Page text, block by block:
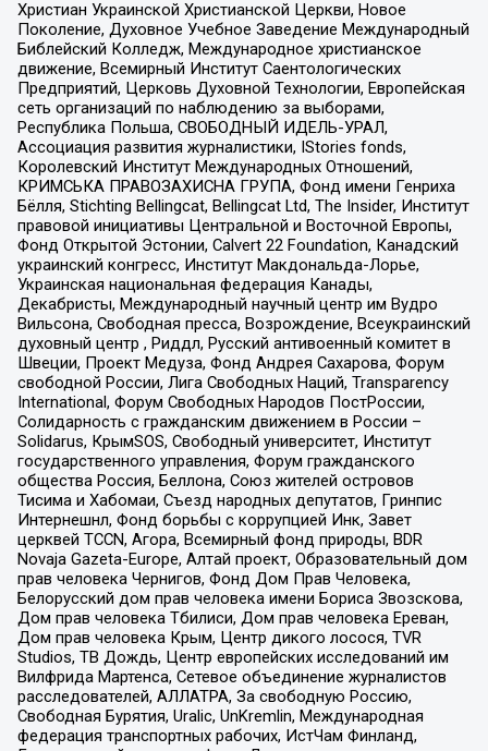
Христиан Украинской Христианской Церкви, Новое
Поколение, Духовное Учебное Заведение Международный
Библейский Колледж, Международное христианское
движение, Всемирный Институт Саентологических
Предприятий, Церковь Духовной Технологии, Европейская
сеть организаций по наблюдению за выборами,
Республика Польша, СВОБОДНЫЙ ИДЕЛЬ-УРАЛ,
Ассоциация развития журналистики, IStories fonds,
Королевский Институт Международных Отношений,
КРИМСЬКА ПРАВОЗАХИСНА ГРУПА, Фонд имени Генриха
Бёлля, Stichting Bellingcat, Bellingcat Ltd, The Insider, Институт
правовой инициативы Центральной и Восточной Европы,
Фонд Открытой Эстонии, Calvert 22 Foundation, Канадский
украинский конгресс, Институт Макдональда-Лорье,
Украинская национальная федерация Канады,
Декабристы, Международный научный центр им Вудро
Вильсона, Свободная пресса, Возрождение, Всеукраинский
духовный центр , Риддл, Русский антивоенный комитет в
Швеции, Проект Медуза, Фонд Андрея Сахарова, Форум
свободной России, Лига Свободных Наций, Transparеncy
International, Форум Свободных Народов ПостРоссии,
Солидарность с гражданским движением в России –
Solidarus, КрымSOS, Свободный университет, Институт
государственного управления, Форум гражданского
общества Россия, Беллона, Союз жителей островов
Тисима и Хабомаи, Съезд народных депутатов, Гринпис
Интернешнл, Фонд борьбы с коррупцией Инк, Завет
церквей TCCN, Агора, Всемирный фонд природы, BDR
Novaja Gazeta-Europe, Алтай проект, Образовательный дом
прав человека Чернигов, Фонд Дом Прав Человека,
Белорусский дом прав человека имени Бориса Звозскова,
Дом прав человека Тбилиси, Дом прав человека Ереван,
Дом прав человека Крым, Центр дикого лосося, TVR
Studios, ТВ Дождь, Центр европейских исследований им
Вилфрида Мартенса, Сетевое объединение журналистов
расследователей, АЛЛАТРА, За свободную Россию,
Свободная Бурятия, Uralic, UnKremlin, Международная
федерация транспортных рабочих, ИстЧам Финланд,